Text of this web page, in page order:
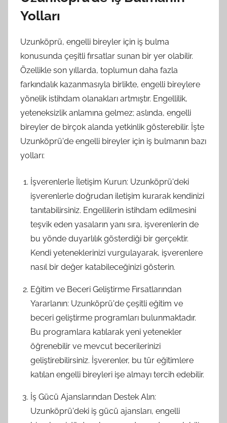
Yolları
Uzunköprü, engelli bireyler için iş bulma
konusunda çeşitli fırsatlar sunan bir yer olabilir.
Özellikle son yıllarda, toplumun daha fazla
farkındalık kazanmasıyla birlikte, engelli bireylere
yönelik istihdam olanakları artmıştır. Engellilik,
yeteneksizlik anlamına gelmez; aslında, engelli
bireyler de birçok alanda yetkinlik gösterebilir. İşte
Uzunköprü'de engelli bireyler için iş bulmanın bazı
yolları:
İşverenlerle İletişim Kurun: Uzunköprü'deki
işverenlerle doğrudan iletişim kurarak kendinizi
tanıtabilirsiniz. Engellilerin istihdam edilmesini
teşvik eden yasaların yanı sıra, işverenlerin de
bu yönde duyarlılık gösterdiği bir gerçektir.
Kendi yeteneklerinizi vurgulayarak, işverenlere
nasıl bir değer katabileceğinizi gösterin.
Eğitim ve Beceri Geliştirme Fırsatlarından
Yararlanın: Uzunköprü'de çeşitli eğitim ve
beceri geliştirme programları bulunmaktadır.
Bu programlara katılarak yeni yetenekler
öğrenebilir ve mevcut becerilerinizi
geliştirebilirsiniz. İşverenler, bu tür eğitimlere
katılan engelli bireyleri işe almayı tercih edebilir.
İş Gücü Ajanslarından Destek Alın:
Uzunköprü'deki iş gücü ajansları, engelli